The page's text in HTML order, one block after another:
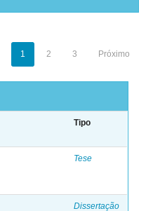
1 2 3 Próximo
Tipo
Tese
Dissertação